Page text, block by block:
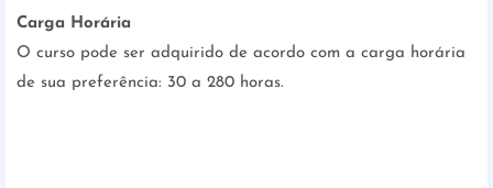
Carga Horária
O curso pode ser adquirido de acordo com a carga horária
de sua preferência: 30 a 280 horas.